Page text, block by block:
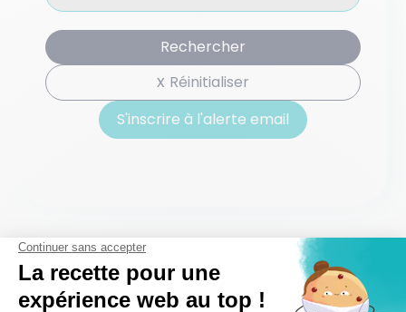
Rechercher
Réinitialiser
S'inscrire à l'alerte email
S'inscrire